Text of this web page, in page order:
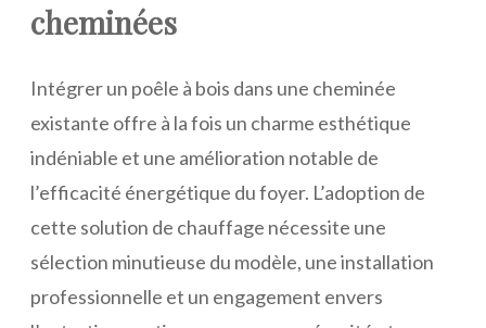
cheminées
Intégrer un poêle à bois dans une cheminée
existante offre à la fois un charme esthétique
indéniable et une amélioration notable de
l’efficacité énergétique du foyer. L’adoption de
cette solution de chauffage nécessite une
sélection minutieuse du modèle, une installation
professionnelle et un engagement envers